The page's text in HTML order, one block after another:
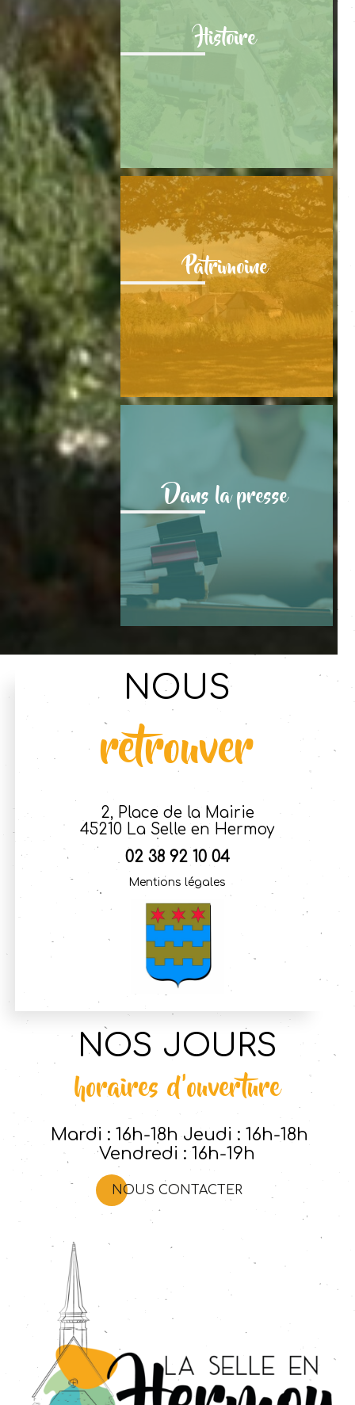
Histoire
Patrimoine
Dans la presse
NOUS
retrouver
2, Place de la Mairie
45210 La Selle en Hermoy
02 38 92 10 04
Mentions légales
NOS JOURS
horaires d'ouverture
Mardi : 16h-18h Jeudi : 16h-18h
Vendredi : 16h-19h
NOUS CONTACTER